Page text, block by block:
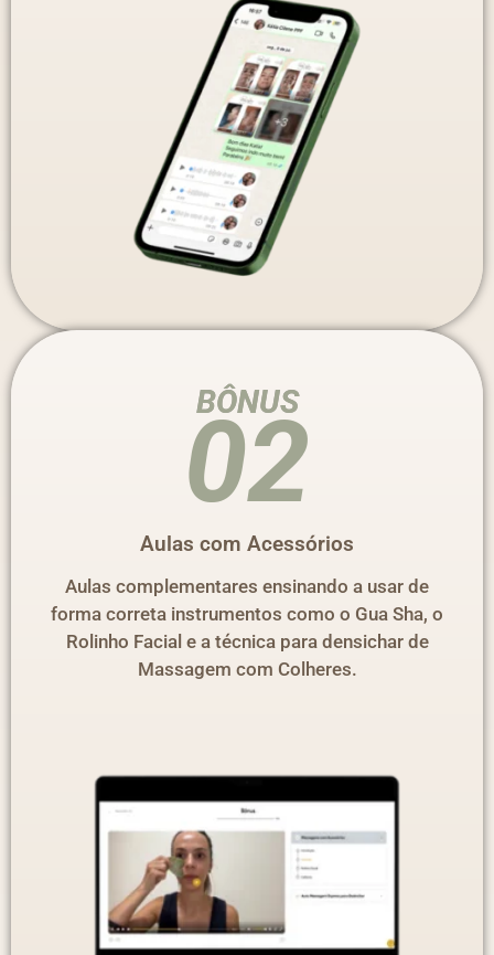
BÔNUS
02
Aulas com Acessórios
Aulas complementares ensinando a usar de
forma correta instrumentos como o Gua Sha, o
Rolinho Facial e a técnica para densichar de
Massagem com Colheres.